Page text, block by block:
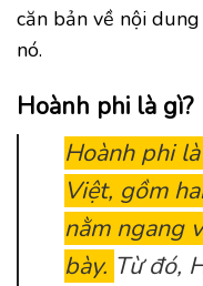
căn bản về nội
nó.
Hoành phi là gì?
Hoành phi
Việt, gồm
nằm ngang
bày. Từ đó,